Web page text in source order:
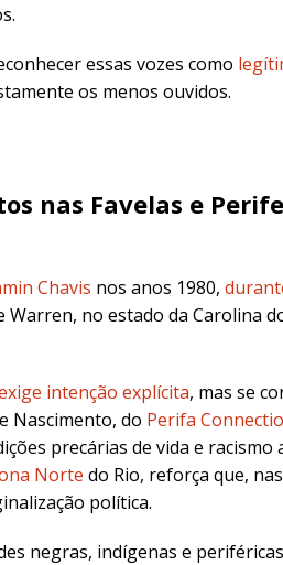
essas vozes como
os menos ouvidos.
nas Favelas e
Chavis nos anos 1980,
no estado da Carolina
intenção explícita, mas se
Nascimento, do Perifa
precárias de vida e racismo
Norte do Rio, reforça que,
política.
negras, indígenas e